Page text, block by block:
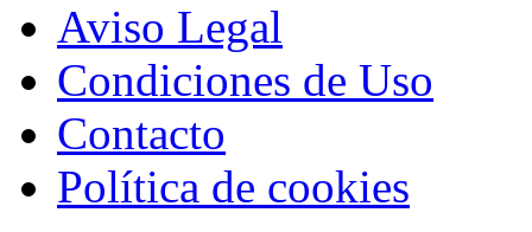
Aviso Legal
Condiciones de Uso
Contacto
Política de cookies